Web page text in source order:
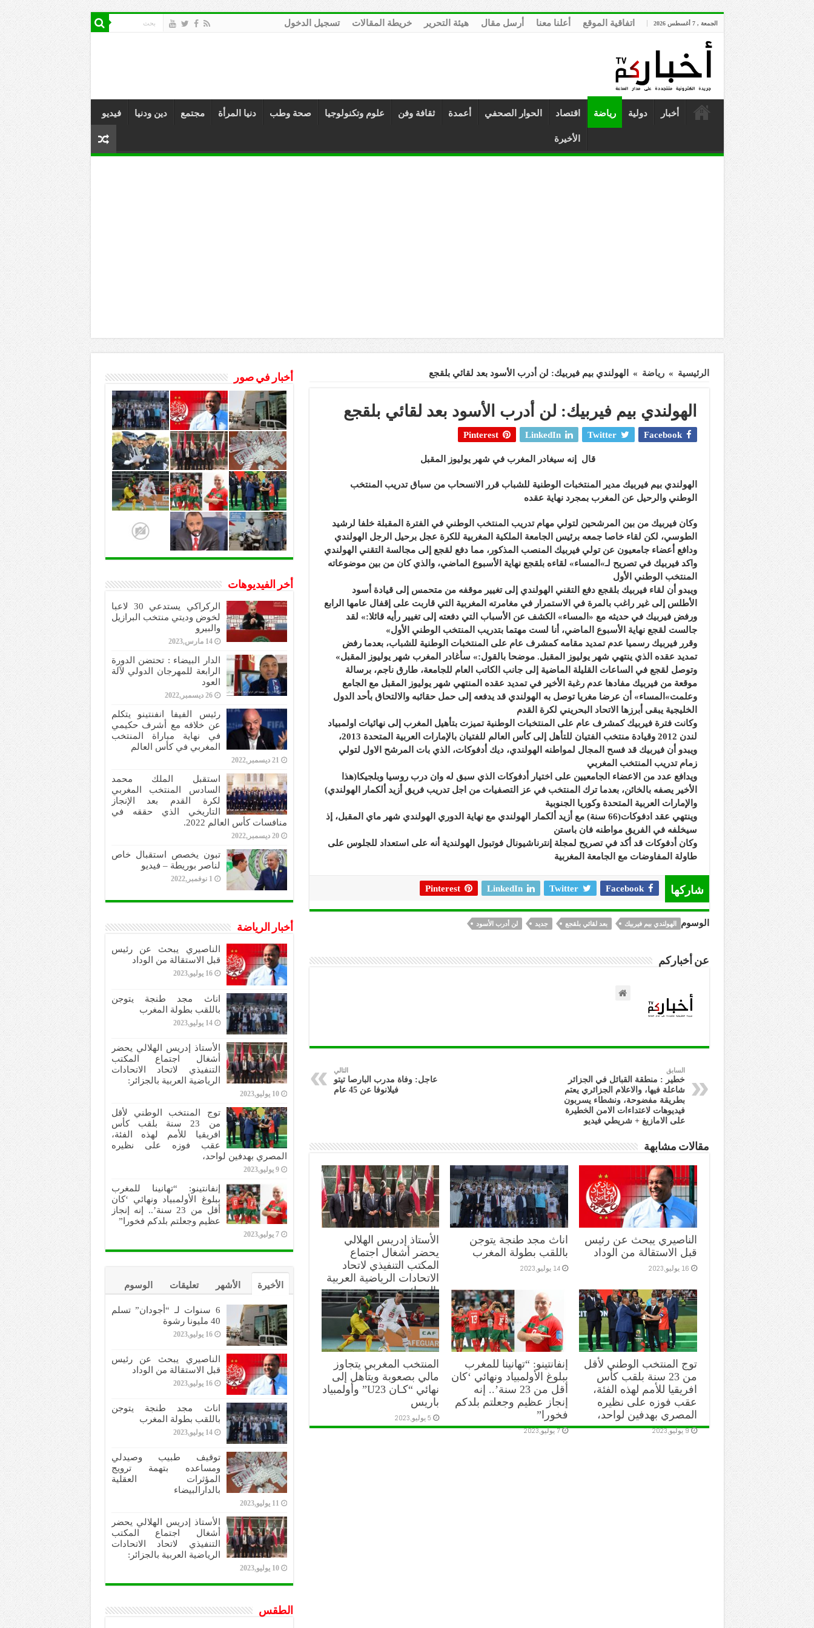
الجمعة , 7 أغسطس 2026 اتفاقية الموقع أعلنا معنا أرسل مقال هيئة التحرير خريطة المقالات تسجيل الدخول
أخبار دولية رياضة اقتصاد الحوار الصحفي أعمدة ثقافة وفن علوم وتكنولوجيا صحة وطب دنيا المرأة مجتمع دين ودنيا فيديو
الأخيرة
الرئيسية » رياضة » الهولندي بيم فيربيك: لن أدرب الأسود بعد لقائي بلقجع
الهولندي بيم فيربيك: لن أدرب الأسود بعد لقائي بلقجع
Facebook
Twitter
LinkedIn
Pinterest
قال إنه سيغادر المغرب في شهر يوليوز المقبل
الهولندي بيم فيربيك مدير المنتخبات الوطنية للشباب قرر الانسحاب من سباق تدريب المنتخب
الوطني والرحيل عن المغرب بمجرد نهاية عقده
وكان فيربيك من بين المرشحين لتولي مهام تدريب المنتخب الوطني في الفترة المقبلة خلفا لرشيد
الطوسي، لكن لقاء خاصا جمعه برئيس الجامعة الملكية المغربية للكرة عجل برحيل الرجل الهولندي
ودافع أعضاء جامعيون عن تولي فيربيك المنصب المذكور، مما دفع لقجع إلى مجالسة التقني الهولندي
واكد فيربيك في تصريح لـ»المساء» لقاءه بلقجع نهاية الأسبوع الماضي، والذي كان من بين موضوعاته
المنتخب الوطني الأول
ويبدو أن لقاء فيربيك بلقجع دفع التقني الهولندي إلى تغيير موقفه من متحمس إلى قيادة أسود
الأطلس إلى غير راغب بالمرة في الاستمرار في مغامرته المغربية التي قاربت على إقفال عامها الرابع
ورفض فيربيك في حديثه مع «المساء» الكشف عن الأسباب التي دفعته إلى تغيير رأيه قائلا:» لقد
جالست لقجع نهاية الأسبوع الماضي، أنا لست مهتما بتدريب المنتخب الوطني الأول»
وقرر فيربيك رسميا عدم تمديد مقامه كمشرف عام على المنتخبات الوطنية للشباب، بعدما رفض
تمديد عقده الذي ينتهي شهر يوليوز المقبل. موضحا بالقول:» سأغادر المغرب شهر يوليوز المقبل»
وتوصل لقجع في الساعات القليلة الماضية إلى جانب الكاتب العام للجامعة، طارق ناجم، برسالة
موقعة من فيربيك مفادها عدم رغبة الأخير في تمديد عقده المنتهي شهر يوليوز المقبل مع الجامع
وعلمت»المساء» أن عرضا مغريا توصل به الهولندي قد يدفعه إلى حمل حقائبه والالتحاق بأحد الدول
الخليجية يبقى أبرزها الاتحاد البحريني لكرة القدم
وكانت فترة فيربيك كمشرف عام على المنتخبات الوطنية تميزت بتأهيل المغرب إلى نهائيات اولمبياد
لندن 2012 وقيادة منتخب الفتيان للتأهل إلى كأس العالم للفتيان بالإمارات العربية المتحدة 2013،
ويبدو أن فيربيك قد فسح المجال لمواطنه الهولندي، ديك أدفوكات، الذي بات المرشح الاول لتولي
زمام تدريب المنتخب المغربي
ويدافع عدد من الاعضاء الجامعيين على اختيار أدفوكات الذي سبق له وان درب روسيا وبلجيكا(هذا
الأخير يصفه بالخائن، بعدما ترك المنتخب في عز التصفيات من اجل تدريب فريق أزيد ألكمار الهولندي)
والإمارات العربية المتحدة وكوريا الجنوبية
وينتهي عقد ادفوكات(66 سنة) مع أزيد ألكمار الهولندي مع نهاية الدوري الهولندي شهر ماي المقبل، إذ
سيخلفه في الفريق مواطنه فان باستن
وكان أدفوكات قد أكد في تصريح لمجلة إنترناشيونال فوتبول الهولندية أنه على استعداد للجلوس على
طاولة المفاوضات مع الجامعة المغربية
شاركها Facebook
Twitter
LinkedIn
Pinterest
الوسوم الهولندي بيم فيربيك بعد لقائي بلقجع جديد لن أدرب الأسود
عن أخباركم
السابق
خطير : منطقة القبائل في الجزائر
شاعلة فيها، والاعلام الجزائري يعتم
بطريقة مفضوحة، ونشطاء يسربون
فيديوهات لاعتداءات الامن الخطيرة
على الامازيغ + شريطي فيديو
التالي
عاجل: وفاة مدرب البارصا تيتو
فيلانوفا عن 45 عام
مقالات مشابهة
الناصيري يبحث عن رئيس
قبل الاستقالة من الوداد
16 يوليو,2023
اناث مجد طنجة يتوجن
باللقب بطولة المغرب
14 يوليو,2023
الأستاذ إدريس الهلالي
يحضر أشغال اجتماع
المكتب التنفيذي لاتحاد
الاتحادات الرياضية العربية
بالجزائر:
10 يوليو,2023
توج المنتخب الوطني لأقل
من 23 سنة بلقب كأس
افريقيا للأمم لهذه الفئة،
عقب فوزه على نظيره
المصري بهدفين لواحد،
9 يوليو,2023
إنفانتينو: “تهانينا للمغرب
ببلوغ الأولمبياد ونهائي ‘كان
أقل من 23 سنة’.. إنه
إنجاز عظيم وجعلتم بلدكم
فخورا”
7 يوليو,2023
المنتخب المغربي يتجاوز
مالي بصعوبة ويتأهل إلى
نهائي “كـان U23” وأولمبياد
باريس
5 يوليو,2023
أخبار في صور
أخر الفيديوهات
الركراكي يستدعي 30 لاعبا
لخوض وديتي منتخب البرازيل
والبيرو
14 مارس,2023
الدار البيضاء : تحتضن الدورة
الرابعة للمهرجان الدولي لآلة
العود
26 ديسمبر,2022
رئيس الفيفا انفنتينو يتكلم
عن خلافه مع أشرف حكيمي
في نهاية مباراة المنتخب
المغربي في كأس العالم
21 ديسمبر,2022
استقبل الملك محمد
السادس المنتخب المغربي
لكرة القدم بعد الإنجاز
التاريخي الذي حققه في
منافسات كأس العالم 2022.
20 ديسمبر,2022
تبون يخصص استقبال خاص
لناصر بوريطة – فيديو
1 نوفمبر,2022
أخبار الرياضة
الناصيري يبحث عن رئيس
قبل الاستقالة من الوداد
16 يوليو,2023
اناث مجد طنجة يتوجن
باللقب بطولة المغرب
14 يوليو,2023
الأستاذ إدريس الهلالي يحضر
أشغال اجتماع المكتب
التنفيذي لاتحاد الاتحادات
الرياضية العربية بالجزائر:
10 يوليو,2023
توج المنتخب الوطني لأقل
من 23 سنة بلقب كأس
افريقيا للأمم لهذه الفئة،
عقب فوزه على نظيره
المصري بهدفين لواحد،
9 يوليو,2023
إنفانتينو: “تهانينا للمغرب
ببلوغ الأولمبياد ونهائي ‘كان
أقل من 23 سنة’.. إنه إنجاز
عظيم وجعلتم بلدكم فخورا”
7 يوليو,2023
الأخيرة الأشهر تعليقات الوسوم
6 سنوات لـ “أجودان” تسلم
40 مليونا رشوة
16 يوليو,2023
الناصيري يبحث عن رئيس
قبل الاستقالة من الوداد
16 يوليو,2023
اناث مجد طنجة يتوجن
باللقب بطولة المغرب
14 يوليو,2023
توقيف طبيب وصيدلي
ومساعده بتهمة ترويج
المؤثرات العقلية
بالدارالبيضاء
11 يوليو,2023
الأستاذ إدريس الهلالي يحضر
أشغال اجتماع المكتب
التنفيذي لاتحاد الاتحادات
الرياضية العربية بالجزائر:
10 يوليو,2023
الطقس